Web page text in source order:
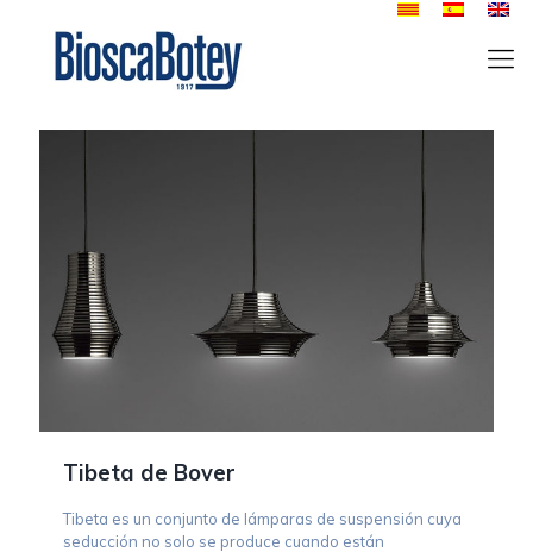
Tibeta de Bover
Tibeta es un conjunto de lámparas de suspensión cuya
seducción no solo se produce cuando están